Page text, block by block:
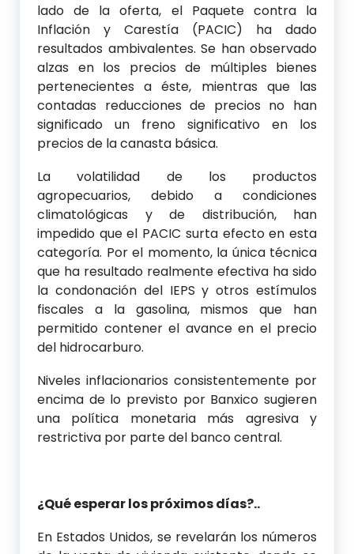
lado de la oferta, el Paquete contra la
Inflación y Carestía (PACIC) ha dado
resultados ambivalentes. Se han observado
alzas en los precios de múltiples bienes
pertenecientes a éste, mientras que las
contadas reducciones de precios no han
significado un freno significativo en los
precios de la canasta básica.
La volatilidad de los productos
agropecuarios, debido a condiciones
climatológicas y de distribución, han
impedido que el PACIC surta efecto en esta
categoría. Por el momento, la única técnica
que ha resultado realmente efectiva ha sido
la condonación del IEPS y otros estímulos
fiscales a la gasolina, mismos que han
permitido contener el avance en el precio
del hidrocarburo.
Niveles inflacionarios consistentemente por
encima de lo previsto por Banxico sugieren
una política monetaria más agresiva y
restrictiva por parte del banco central.
¿Qué esperar los próximos días?..
En Estados Unidos, se revelarán los números